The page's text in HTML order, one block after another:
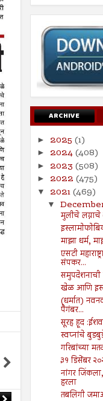
ARCHIVE
► 2025 (1)
► 2024(408)
► 2023 (508)
► 2022 (475)
▼ 2021(469)
▼
मुलीचे
माझा धर्म,
एसटी
संपकर...
खेळ आणि
(धर्मात)
पैगंबर...
सूरह हूद
स्वप्नांचे
गरिबांच्या
३१ डिसेंबर
नांगर
हरला
तबलिगी